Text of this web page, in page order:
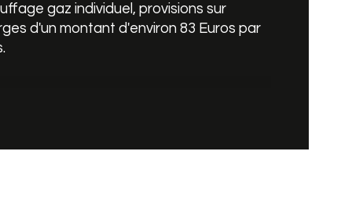
gaz individuel, provisions sur
d'un montant d'environ 83 Euros par
disposez également d'un emplacement